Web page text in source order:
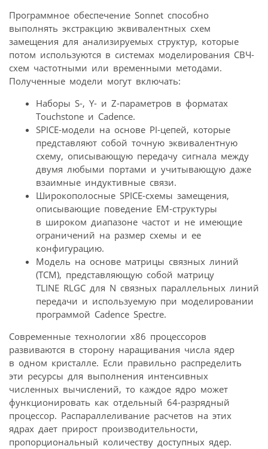
Программное обеспечение Sonnet способно
выполнять экстракцию эквивалентных схем
замещения для анализируемых структур, которые
потом используются в системах моделирования СВЧ-
схем частотными или временными методами.
Полученные модели могут включать:
Наборы S-, Y- и Z-параметров в форматах
Touchstone и Cadence.
SPICE-модели на основе PI-цепей, которые
представляют собой точную эквивалентную
схему, описывающую передачу сигнала между
двумя любыми портами и учитывающую даже
взаимные индуктивные связи.
Широкополосные SPICE-схемы замещения,
описывающие поведение EM-структуры
в широком диапазоне частот и не имеющие
ограничений на размер схемы и ее
конфигурацию.
Модель на основе матрицы связных линий
(TCM), представляющую собой матрицу
TLINE RLGC для N связных параллельных линий
передачи и используемую при моделировании
программой Cadence Spectre.
Современные технологии x86 процессоров
развиваются в сторону наращивания числа ядер
в одном кристалле. Если правильно распределить
эти ресурсы для выполнения интенсивных
численных вычислений, то каждое ядро может
функционировать как отдельный 64-разрядный
процессор. Распараллеливание расчетов на этих
ядрах дает прирост производительности,
пропорциональный количеству доступных ядер.